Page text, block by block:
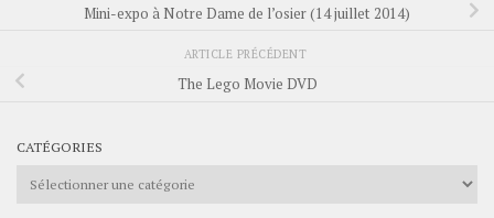
Mini-expo à Notre Dame de l’osier (14 juillet 2014)
ARTICLE PRÉCÉDENT
The Lego Movie DVD
CATÉGORIES
Catégories